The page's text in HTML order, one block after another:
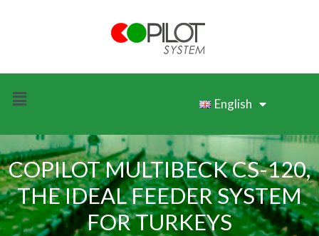
English
COPILOT MULTIBECK CS-120,
THE IDEAL FEEDER SYSTEM
FOR TURKEYS